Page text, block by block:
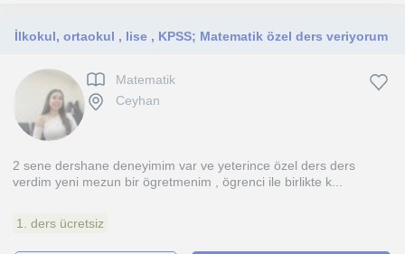
İlkokul, ortaokul , lise , KPSS; Matematik özel ders veriyorum
Matematik
Ceyhan
2 sene dershane deneyimim var ve yeterince özel ders ders
verdim yeni mezun bir ögretmenim , ögrenci ile birlikte k...
1. ders ücretsiz